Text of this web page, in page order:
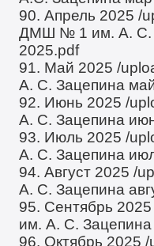
90. Апрель 2025/
ДМШ № 1 им. А. С.
2025.pdf
91. Май 2025/
А. С. Зацепина
92. Июнь 2025/
А. С. Зацепина
93. Июль 2025/
А. С. Зацепина
94. Август 2025/
А. С. Зацепина
95. Сентябрь
им. А. С.
96. Октябрь 2025/